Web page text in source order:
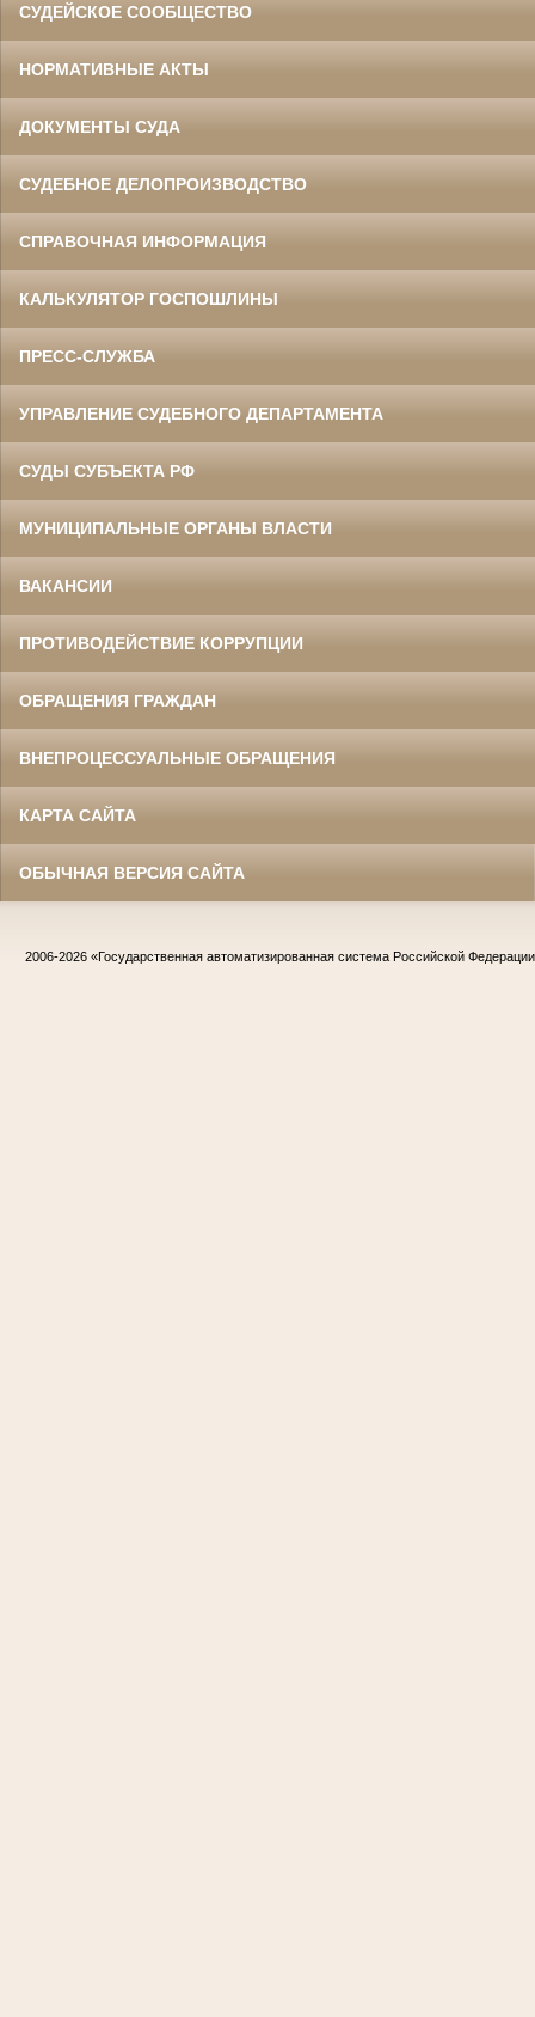
СУДЕЙСКОЕ СООБЩЕСТВО
НОРМАТИВНЫЕ АКТЫ
ДОКУМЕНТЫ СУДА
СУДЕБНОЕ ДЕЛОПРОИЗВОДСТВО
СПРАВОЧНАЯ ИНФОРМАЦИЯ
КАЛЬКУЛЯТОР ГОСПОШЛИНЫ
ПРЕСС-СЛУЖБА
УПРАВЛЕНИЕ СУДЕБНОГО ДЕПАРТАМЕНТА
СУДЫ СУБЪЕКТА РФ
МУНИЦИПАЛЬНЫЕ ОРГАНЫ ВЛАСТИ
ВАКАНСИИ
ПРОТИВОДЕЙСТВИЕ КОРРУПЦИИ
ОБРАЩЕНИЯ ГРАЖДАН
ВНЕПРОЦЕССУАЛЬНЫЕ ОБРАЩЕНИЯ
КАРТА САЙТА
ОБЫЧНАЯ ВЕРСИЯ САЙТА
2006-2026 «Государственная автоматизированная система Российской